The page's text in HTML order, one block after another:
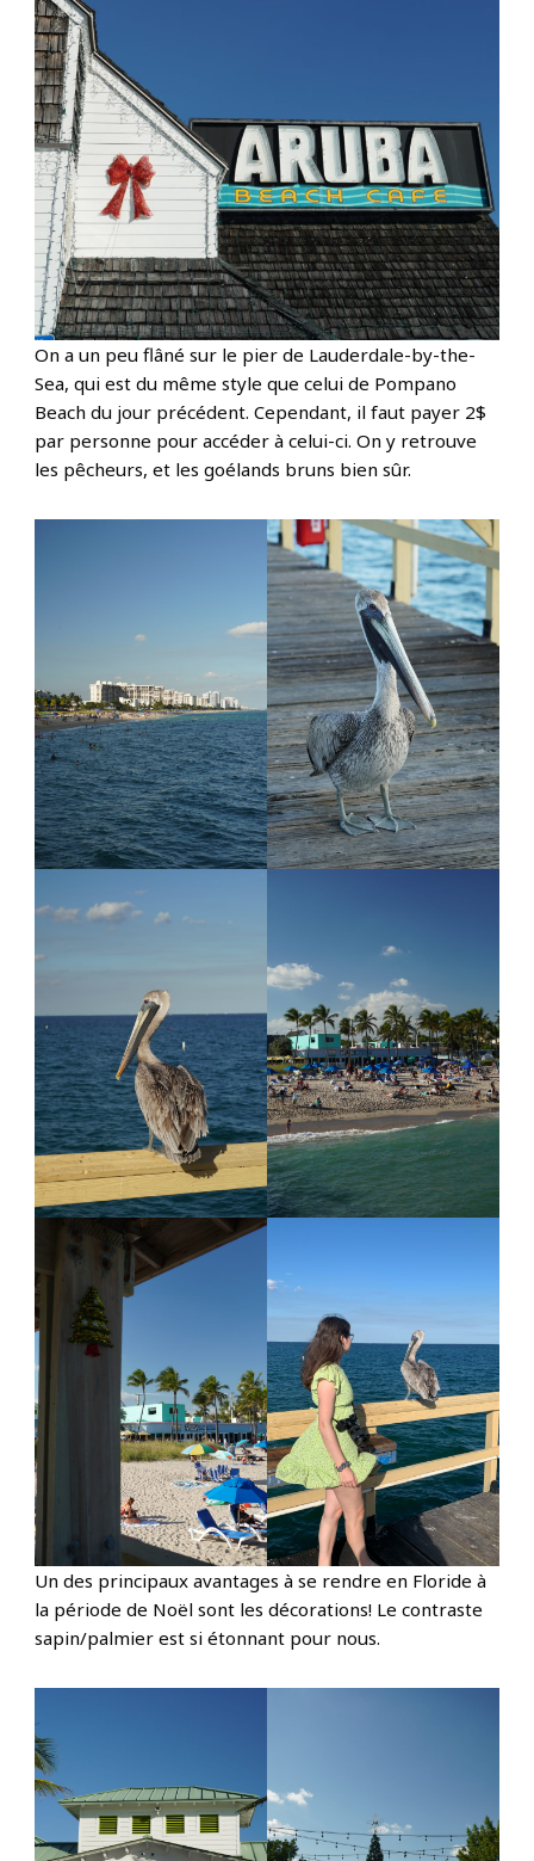
On a un peu flâné sur le pier de Lauderdale-by-the-
Sea, qui est du même style que celui de Pompano
Beach du jour précédent. Cependant, il faut payer 2$
par personne pour accéder à celui-ci. On y retrouve
les pêcheurs, et les goélands bruns bien sûr.
Un des principaux avantages à se rendre en Floride à
la période de Noël sont les décorations! Le contraste
sapin/palmier est si étonnant pour nous.